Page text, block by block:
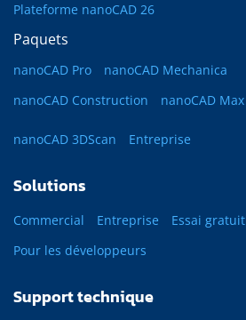
Plateforme nanoCAD 26
Paquets
nanoCAD Pro
nanoCAD Mechanica
nanoCAD Construction
nanoCAD Max
nanoCAD 3DScan Entreprise
Solutions
Commercial Entreprise Essai gratuit
Pour les développeurs
Support technique